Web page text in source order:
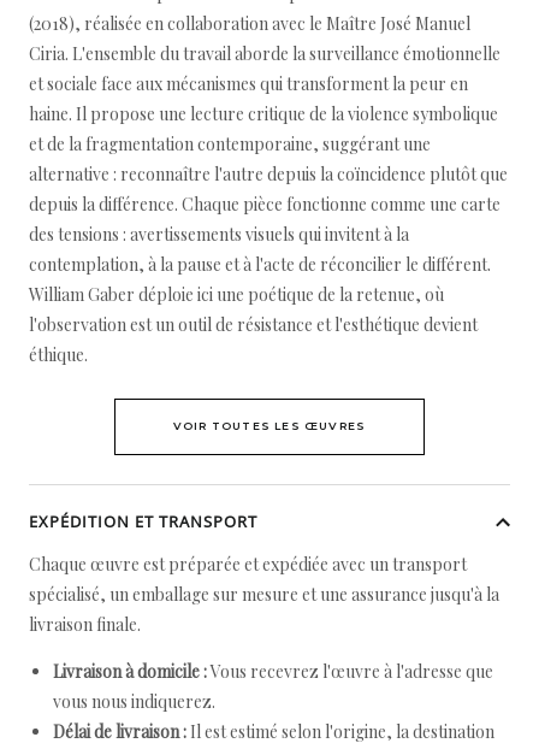
(2018), réalisée en collaboration avec le Maître José Manuel
Ciria. L'ensemble du travail aborde la surveillance émotionnelle
et sociale face aux mécanismes qui transforment la peur en
haine. Il propose une lecture critique de la violence symbolique
et de la fragmentation contemporaine, suggérant une
alternative : reconnaître l'autre depuis la coïncidence plutôt que
depuis la différence. Chaque pièce fonctionne comme une carte
des tensions : avertissements visuels qui invitent à la
contemplation, à la pause et à l'acte de réconcilier le différent.
William Gaber déploie ici une poétique de la retenue, où
l'observation est un outil de résistance et l'esthétique devient
éthique.
VOIR TOUTES LES ŒUVRES
EXPÉDITION ET TRANSPORT
Chaque œuvre est préparée et expédiée avec un transport
spécialisé, un emballage sur mesure et une assurance jusqu'à la
livraison finale.
Livraison à domicile :Vous recevrez l'œuvre à l'adresse que
vous nous indiquerez.
Délai de livraison : Il est estimé selon l'origine, la destination